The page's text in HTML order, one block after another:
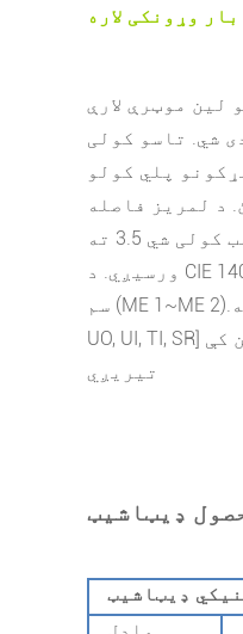
وړونکی لاره
لین موټرې لارې
شي. تاسو کولی
پلي کولو
د لمریز فاصله
لوړوالی تناسب کولی شي 3.5 ته
ورسیږي. د CIE 140/EN 13201 اړتیا سره
سم (ME 1~ME 2).دا پیرامیټونه [Lav,
UO, UI, TI, SR] په ډیالکس سمولیشن کې
تیریږي
ډیټاشیټ
ډیټاشیټ